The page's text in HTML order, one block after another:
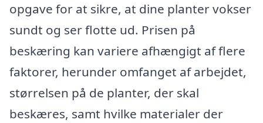
opgave for at sikre, at dine planter vokser
sundt og ser flotte ud. Prisen på
beskæring kan variere afhængigt af flere
faktorer, herunder omfanget af arbejdet,
størrelsen på de planter, der skal
beskæres, samt hvilke materialer der